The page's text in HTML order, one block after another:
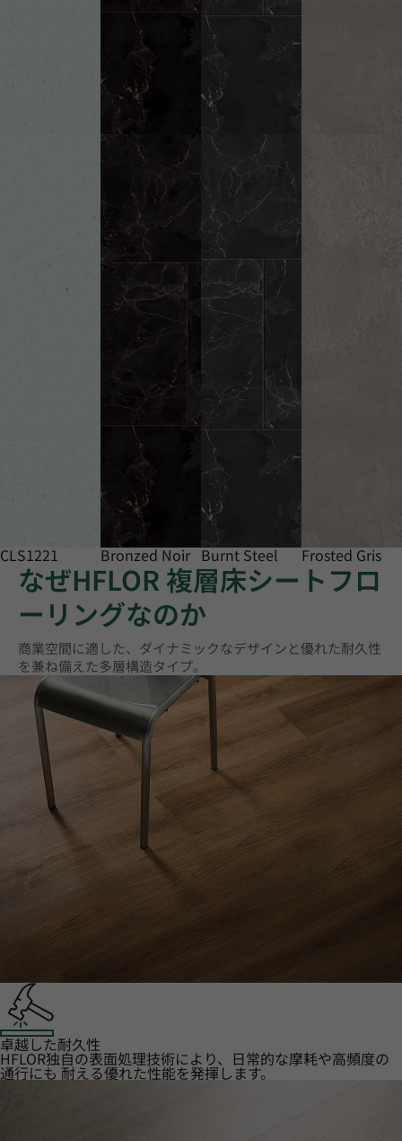
CLS1221 Bronzed Noir Burnt Steel Frosted Gris
なぜHFLOR 複層床シートフロ
ーリングなのか
商業空間に適した、ダイナミックなデザインと優れた耐久性
を兼ね備えた多層構造タイプ。
卓越した耐久性
HFLOR独自の表面処理技術により、日常的な摩耗や高頻度の
通行にも 耐える優れた性能を発揮します。